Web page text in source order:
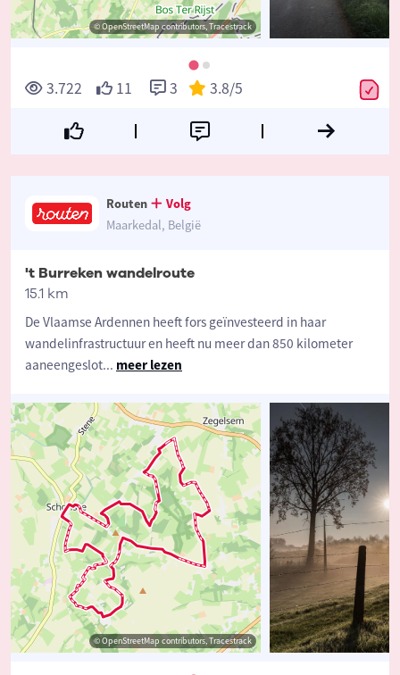
© OpenStreetMap contributors, Tracestrack
3.722 11 3 3.8/5
Routen
Volg
Maarkedal, België
't Burreken wandelroute
15.1 km
De Vlaamse Ardennen heeft fors geïnvesteerd in haar
wandelinfrastructuur en heeft nu meer dan 850 kilometer
aaneengeslot... meer lezen
© OpenStreetMap contributors, Tracestrack